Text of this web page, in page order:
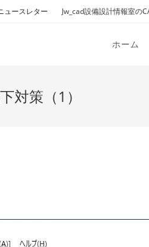
ュースレター Jw_cad設備設計情報室の
ホーム
対策（1）